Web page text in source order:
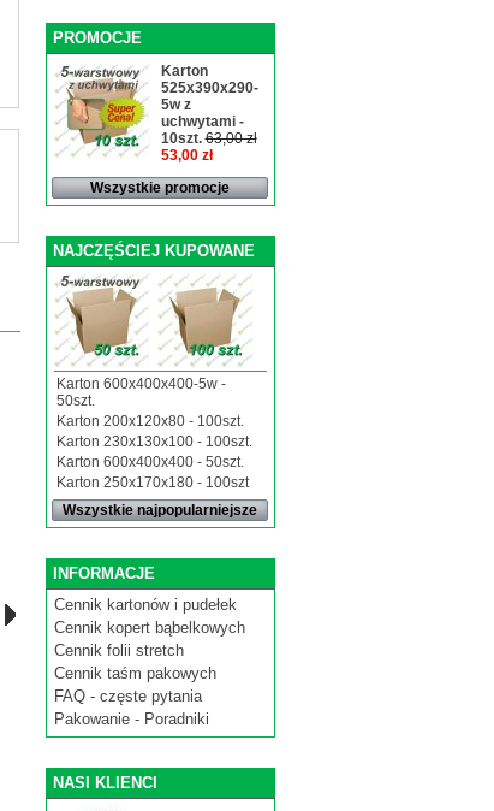
Koperty
bąbelkowe F/16
-...
Pudełko z klapką
270x125x20...
PROMOCJE
Karton
525x390x290-
5w z
uchwytami -
10szt. 63,00 zł
53,00 zł
Wszystkie promocje
NAJCZĘŚCIEJ KUPOWANE
Karton 600x400x400-5w -
50szt.
Karton 200x120x80 - 100szt.
Karton 230x130x100 - 100szt.
Karton 600x400x400 - 50szt.
Karton 250x170x180 - 100szt
Wszystkie najpopularniejsze
INFORMACJE
Cennik kartonów i pudełek
Cennik kopert bąbelkowych
Cennik folii stretch
Cennik taśm pakowych
FAQ - częste pytania
Pakowanie - Poradniki
NASI KLIENCI